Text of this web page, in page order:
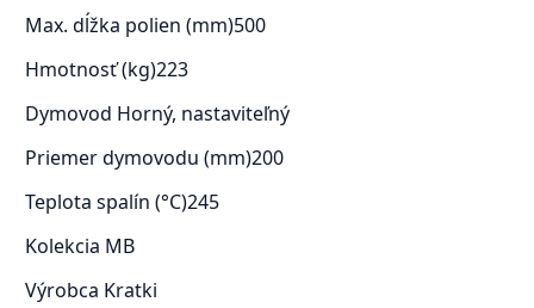
Max. dĺžka polien (mm)500
Hmotnosť (kg)223
Dymovod Horný, nastaviteľný
Priemer dymovodu (mm)200
Teplota spalín (°C)245
Kolekcia MB
Výrobca Kratki